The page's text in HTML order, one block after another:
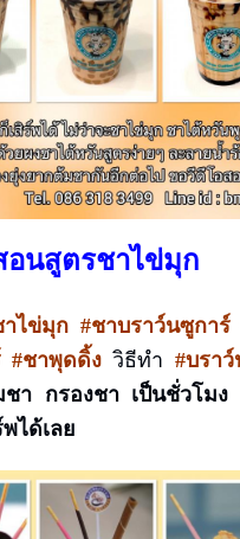
อนสูตรชาไข่มุก
ไข่มุก #ชาบราว์นซูกา
#ชาพุดดิ้ง วิธีทำ #บรา
ชา กรองชา เป็นชั่วโมง
ได้เลย